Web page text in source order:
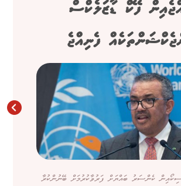
ފޭކް ޑާޒަލެކްސް
ފެނިއްޖެ
ކެންސަރު ބައްޔަށް ފަރުވާކުރުމަށް ބޭނުންކުރާ